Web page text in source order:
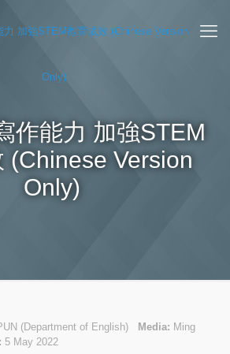
作能力 加強STEM
(Chinese Version
Only)
(Department of English) Media: Ming
5 May 2022